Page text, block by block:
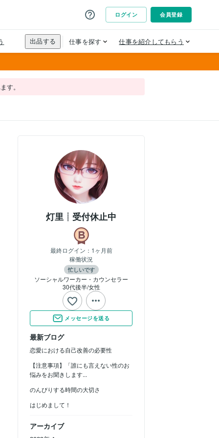
す。
灯里┊︎受付休止中
最終ログイン： 1ヶ月前
稼働状況
忙しいです
ソーシャルワーカー・カウンセラー
30代後半女性
メッセージを送る
最新ブログ
恋愛における自己改善の必要性
【注意事項】「誰にも言えない性のお
悩みをお聞きします...
のんびりする時間の大切さ
はじめまして！
アーカイブ